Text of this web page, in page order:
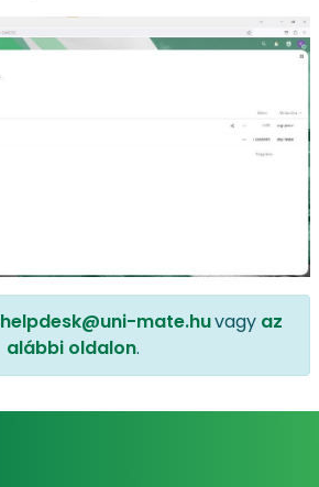
helpdesk@uni-mate.huvagy az
alábbi oldalon.